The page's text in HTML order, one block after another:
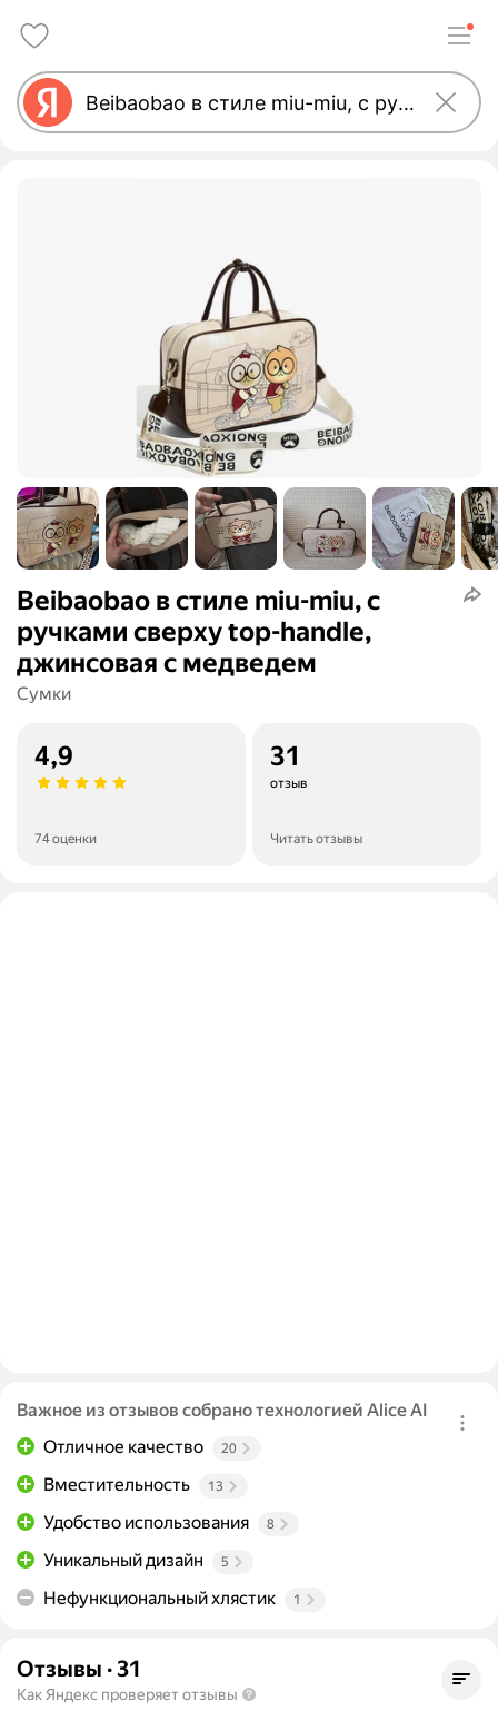
Beibaobao в стиле miu-miu, с
ручками сверху top-handle,
джинсовая с медведем
Сумки
4,9
74 оценки
31
отзыв
Читать отзывы
Важное из отзывов собрано технологией Alice AI
Отличное качество
20
Вместительность 13
Удобство использования 8
Уникальный дизайн 5
Нефункциональный хлястик 1
Отзывы · 31
Как Яндекс проверяет отзывы